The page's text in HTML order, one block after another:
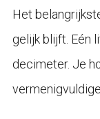
Het
gelijk blijft. Eén
decimeter. Je